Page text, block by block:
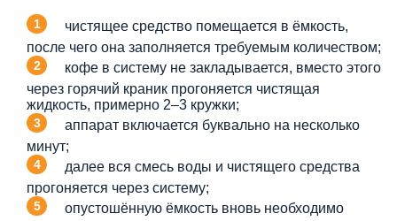
чистящее средство помещается в ёмкость,
после чего она заполняется требуемым количеством;
кофе в систему не закладывается, вместо этого
через горячий краник прогоняется чистящая
жидкость, примерно 2–3 кружки;
аппарат включается буквально на несколько
минут;
далее вся смесь воды и чистящего средства
прогоняется через систему;
опустошённую ёмкость вновь необходимо